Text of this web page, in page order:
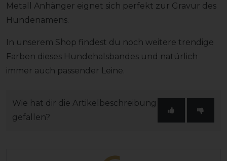
Metall Anhänger eignet sich perfekt zur Gravur des
Hundenamens.
In unserem Shop findest du noch weitere trendige
Farben dieses Hundehalsbandes und natürlich
immer auch passender Leine.
Wie hat dir die Artikelbeschreibung
gefallen?